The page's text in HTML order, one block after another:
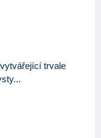
trvale